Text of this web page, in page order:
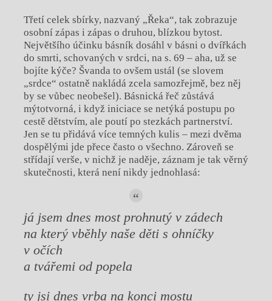
Třetí celek sbírky, nazvaný „Řeka“, tak zobrazuje
osobní zápas i zápas o druhou, blízkou bytost.
Největšího účinku básník dosáhl v básni o dvířkách
do smrti, schovaných v srdci, na s. 69 – aha, už se
bojíte kýče? Švanda to ovšem ustál (se slovem
„srdce“ ostatně nakládá zcela samozřejmě, bez něj
by se vůbec neobešel). Básnická řeč zůstává
mýtotvorná, i když iniciace se netýká postupu po
cestě dětstvím, ale poutí po stezkách partnerství.
Jen se tu přidává více temných kulis – mezi dvěma
dospělými jde přece často o všechno. Zároveň se
střídají verše, v nichž je naděje, záznam je tak věrný
skutečnosti, která není nikdy jednohlasá:
já jsem dnes most prohnutý v zádech
na který vběhly naše děti s ohníčky
v očích
a tvářemi od popela
ty jsi dnes vrba na konci mostu